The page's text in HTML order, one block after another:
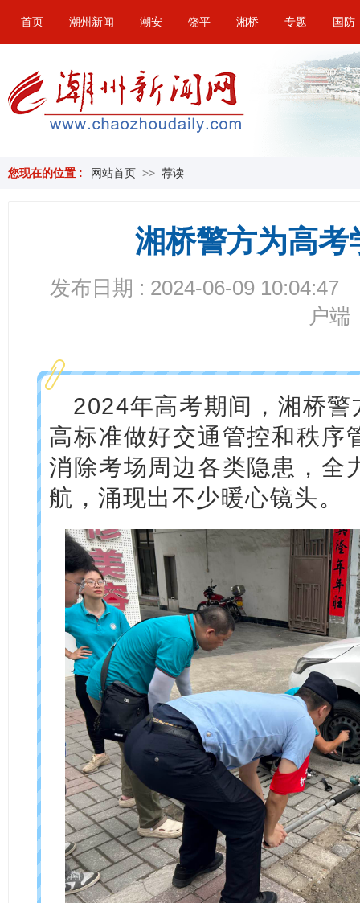
首页 潮州新闻 潮安 饶平 湘桥 专题 国防
您现在的位置 : 网站首页 >> 荐读
湘桥警方为高考
发布日期 : 2024-06-09 10:04:47
户端
2024年高考期间，湘桥警
高标准做好交通管控和秩序
消除考场周边各类隐患，全
航，涌现出不少暖心镜头。